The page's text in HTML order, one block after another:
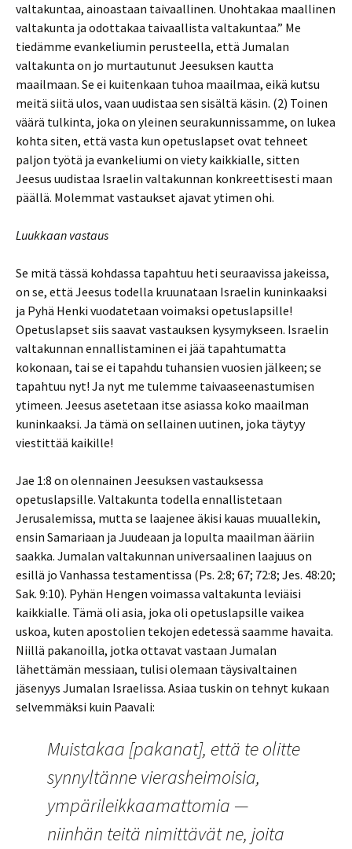
valtakuntaa, ainoastaan taivaallinen. Unohtakaa maallinen
valtakunta ja odottakaa taivaallista valtakuntaa.” Me
tiedämme evankeliumin perusteella, että Jumalan
valtakunta on jo murtautunut Jeesuksen kautta
maailmaan. Se ei kuitenkaan tuhoa maailmaa, eikä kutsu
meitä siitä ulos, vaan uudistaa sen sisältä käsin. (2) Toinen
väärä tulkinta, joka on yleinen seurakunnissamme, on lukea
kohta siten, että vasta kun opetuslapset ovat tehneet
paljon työtä ja evankeliumi on viety kaikkialle, sitten
Jeesus uudistaa Israelin valtakunnan konkreettisesti maan
päällä. Molemmat vastaukset ajavat ytimen ohi.
Luukkaan vastaus
Se mitä tässä kohdassa tapahtuu heti seuraavissa jakeissa,
on se, että Jeesus todella kruunataan Israelin kuninkaaksi
ja Pyhä Henki vuodatetaan voimaksi opetuslapsille!
Opetuslapset siis saavat vastauksen kysymykseen. Israelin
valtakunnan ennallistaminen ei jää tapahtumatta
kokonaan, tai se ei tapahdu tuhansien vuosien jälkeen; se
tapahtuu nyt! Ja nyt me tulemme taivaaseenastumisen
ytimeen. Jeesus asetetaan itse asiassa koko maailman
kuninkaaksi. Ja tämä on sellainen uutinen, joka täytyy
viestittää kaikille!
Jae 1:8 on olennainen Jeesuksen vastauksessa
opetuslapsille. Valtakunta todella ennallistetaan
Jerusalemissa, mutta se laajenee äkisi kauas muuallekin,
ensin Samariaan ja Juudeaan ja lopulta maailman ääriin
saakka. Jumalan valtakunnan universaalinen laajuus on
esillä jo Vanhassa testamentissa (Ps. 2:8; 67; 72:8; Jes. 48:20;
Sak. 9:10). Pyhän Hengen voimassa valtakunta leviäisi
kaikkialle. Tämä oli asia, joka oli opetuslapsille vaikea
uskoa, kuten apostolien tekojen edetessä saamme havaita.
Niillä pakanoilla, jotka ottavat vastaan Jumalan
lähettämän messiaan, tulisi olemaan täysivaltainen
jäsenyys Jumalan Israelissa. Asiaa tuskin on tehnyt kukaan
selvemmäksi kuin Paavali:
Muistakaa [pakanat], että te olitte
synnyltänne vierasheimoisia,
ympärileikkaamattomia —
niinhän teitä nimittävät ne, joita